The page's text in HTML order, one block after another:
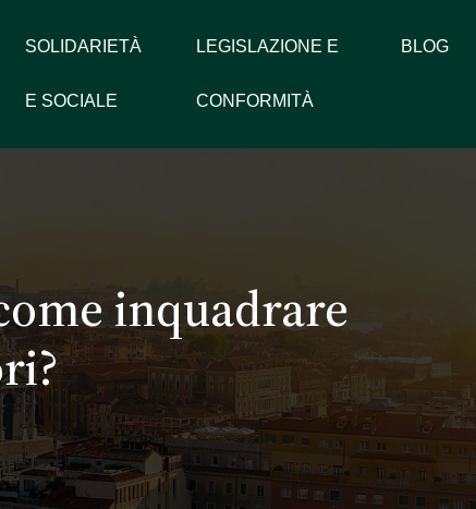
SOLIDARIETÀ
E SOCIALE
LEGISLAZIONE E
CONFORMITÀ
BLOG
inquadrare